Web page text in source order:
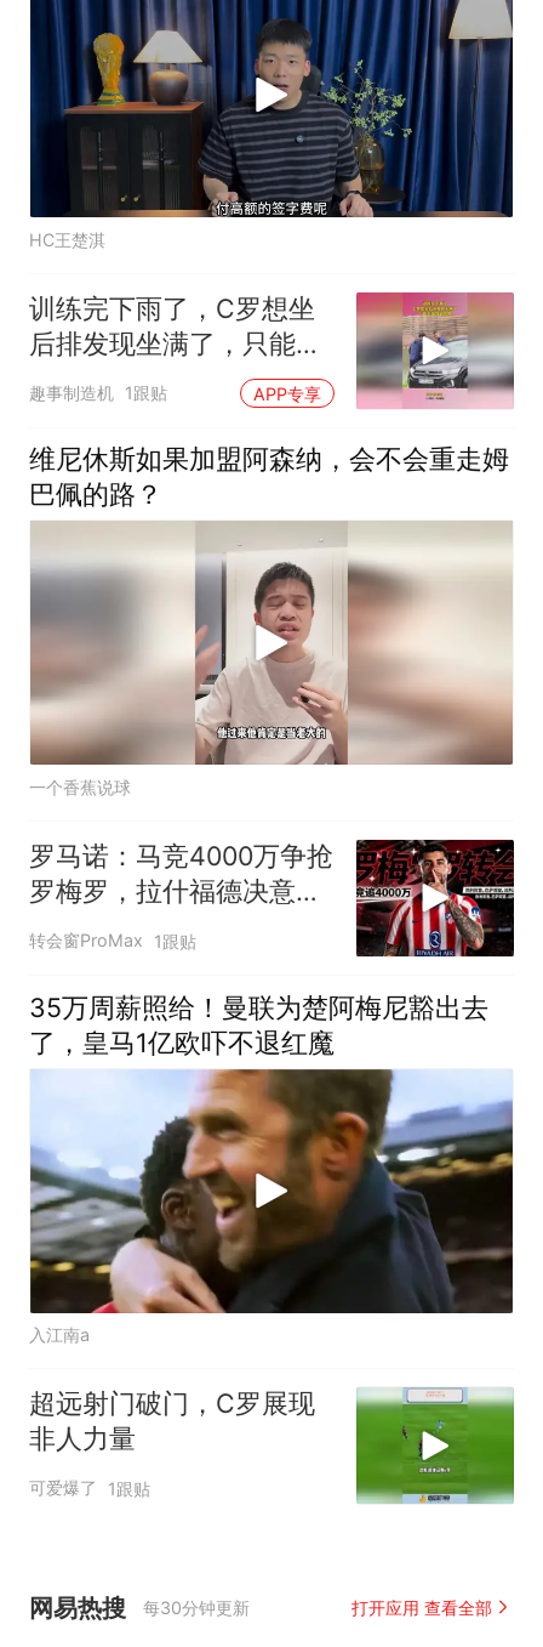
HC王楚淇
训练完下雨了，C罗想坐
后排发现坐满了，只能小
跑到副驾驶
趣事制造机 1跟贴 APP专享
维尼休斯如果加盟阿森纳，会不会重走姆
巴佩的路？
一个香蕉说球
罗马诺：马竞4000万争抢
罗梅罗，拉什福德决意留
曼联
转会窗ProMax 1跟贴
35万周薪照给！曼联为楚阿梅尼豁出去
了，皇马1亿欧吓不退红魔
入江南a
超远射门破门，C罗展现
非人力量
可爱爆了 1跟贴
网易热搜 每30分钟更新 打开应用 查看全部